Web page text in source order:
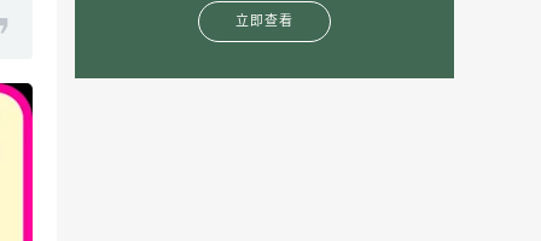
立即查看